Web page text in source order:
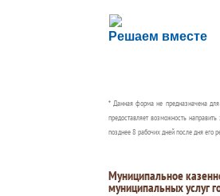
Решаем вместе
Сложности с
Сообщите об этом
* Данная форма не предназначена
предоставляет возможность
позднее 8 рабочих дней после дня его
Муниципальное
муниципальных услуг